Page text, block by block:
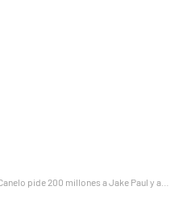
pide 200 millones a Jake Paul y agita el negocio del boxeo